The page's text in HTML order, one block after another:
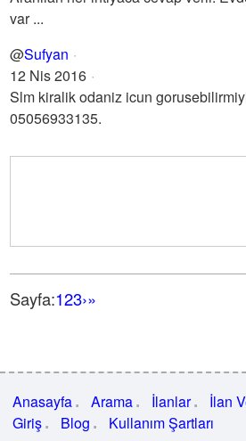
var ...
@Sufyan
12 Nis 2016
Slm kiralik odaniz icun
05056933135.
Sayfa:123›»
Anasayfa Arama İlanlar
İlan
Giriş
Blog Kullanım Şartları